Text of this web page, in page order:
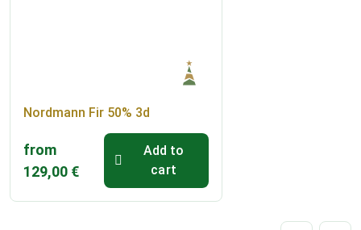
Nordmann Fir 50% 3d
from
129,00 €
Add to
cart